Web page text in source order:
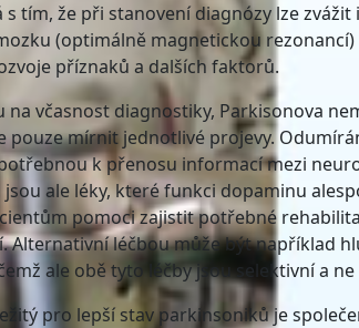
s tím, že při stanovení diagnózy lze
(optimálně magnetickou
příznaků a dalších faktorů.
na včasnost diagnostiky, Parkisonova
pouze mírnit jednotlivé projevy.
potřebnou k přenosu informací mezi
jsou ale léky, které funkci dopaminu
pomoci zajistit potřebné
Alternativní léčbou může být například
ale obě tyto léčby jsou selektivní a
pro lepší stav parkinsoniků je